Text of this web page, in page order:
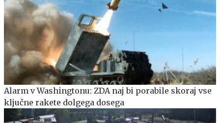
Alarm v Washingtonu: ZDA naj bi porabile skoraj vse
ključne rakete dolgega dosega